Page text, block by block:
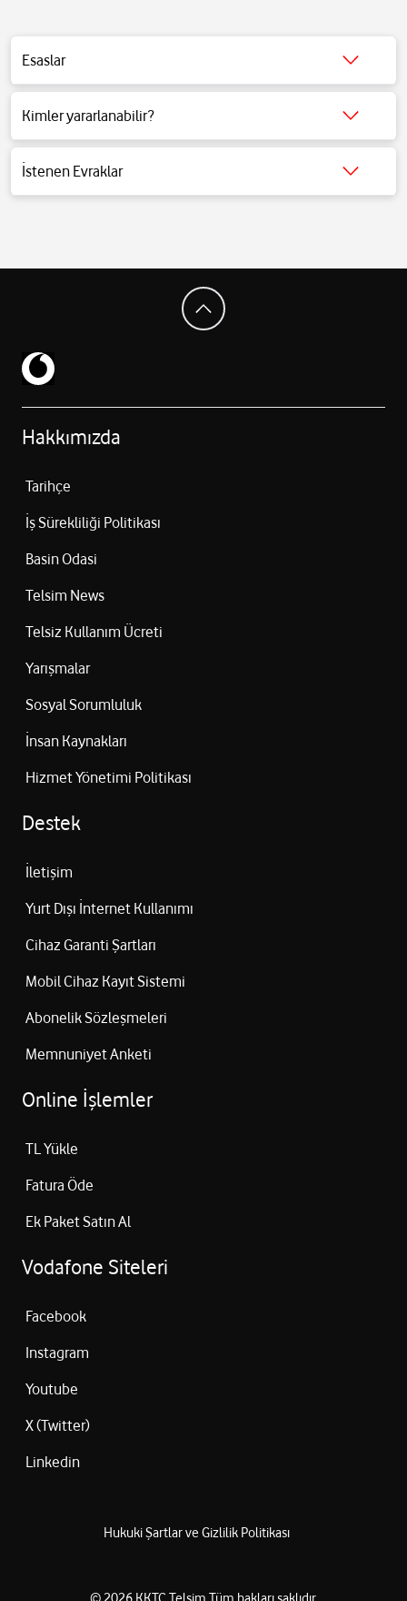
Esaslar
Detaylı bilgi içintıklayınız.
Kimler yararlanabilir?
Detaylı bilgi içintıklayınız.
İstenen Evraklar
Detaylı bilgi içintıklayınız.
Hakkımızda
Tarihçe
İş Sürekliliği Politikası
Basin Odasi
Telsim News
Telsiz Kullanım Ücreti
Yarışmalar
Sosyal Sorumluluk
İnsan Kaynakları
Hizmet Yönetimi Politikası
Destek
İletişim
Yurt Dışı İnternet Kullanımı
Cihaz Garanti Şartları
Mobil Cihaz Kayıt Sistemi
Abonelik Sözleşmeleri
Memnuniyet Anketi
Online İşlemler
TL Yükle
Fatura Öde
Ek Paket Satın Al
Vodafone Siteleri
Facebook
Instagram
Youtube
X (Twitter)
Linkedin
Hukuki Şartlar ve Gizlilik Politikası